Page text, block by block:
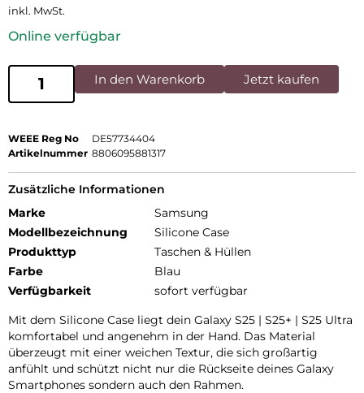
inkl. MwSt.
Online verfügbar
In den Warenkorb Jetzt kaufen
WEEE Reg No
DE57734404
Artikelnummer 8806095881317
Zusätzliche Informationen
Marke
Samsung
Modellbezeichnung
Silicone Case
Produkttyp
Taschen & Hüllen
Farbe
Blau
Verfügbarkeit
sofort verfügbar
Mit dem Silicone Case liegt dein Galaxy S25 | S25+ | S25 Ultra
komfortabel und angenehm in der Hand. Das Material
überzeugt mit einer weichen Textur, die sich großartig
anfühlt und schützt nicht nur die Rückseite deines Galaxy
Smartphones sondern auch den Rahmen.